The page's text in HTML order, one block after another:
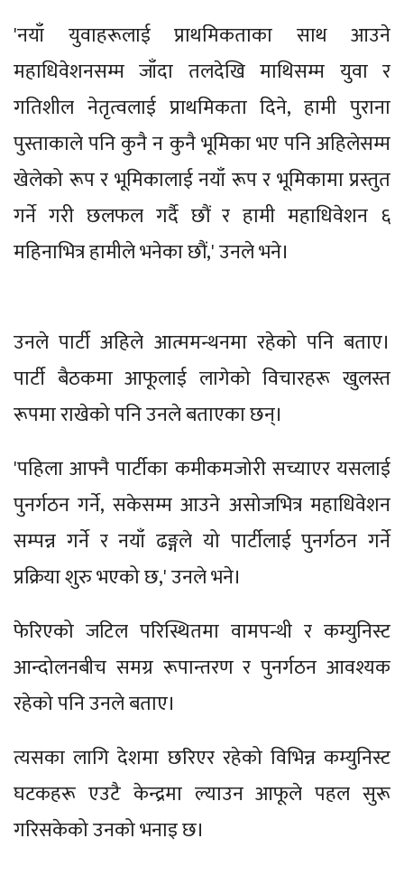
'नयाँ युवाहरूलाई प्राथमिकताका साथ आउने
महाधिवेशनसम्म जाँदा तलदेखि माथिसम्म युवा र
गतिशील नेतृत्वलाई प्राथमिकता दिने, हामी पुराना
पुस्ताकाले पनि कुनै न कुनै भूमिका भए पनि अहिलेसम्म
खेलेको रूप र भूमिकालाई नयाँ रूप र भूमिकामा प्रस्तुत
गर्ने गरी छलफल गर्दै छौं र हामी महाधिवेशन ६
महिनाभित्र हामीले भनेका छौं,' उनले भने।
उनले पार्टी अहिले आत्ममन्थनमा रहेको पनि बताए।
पार्टी बैठकमा आफूलाई लागेको विचारहरू खुलस्त
रूपमा राखेको पनि उनले बताएका छन्।
'पहिला आफ्नै पार्टीका कमीकमजोरी सच्याएर यसलाई
पुनर्गठन गर्ने, सकेसम्म आउने असोजभित्र महाधिवेशन
सम्पन्न गर्ने र नयाँ ढङ्गले यो पार्टीलाई पुनर्गठन गर्ने
प्रक्रिया शुरु भएको छ,' उनले भने।
फेरिएको जटिल परिस्थितमा वामपन्थी र कम्युनिस्ट
आन्दोलनबीच समग्र रूपान्तरण र पुनर्गठन आवश्यक
रहेको पनि उनले बताए।
त्यसका लागि देशमा छरिएर रहेको विभिन्न कम्युनिस्ट
घटकहरू एउटै केन्द्रमा ल्याउन आफूले पहल सुरू
गरिसकेको उनको भनाइ छ।